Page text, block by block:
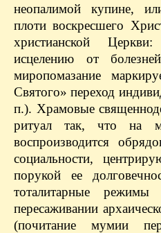
неопалимой купине,
плоти воскресшего
христианской
исцелению от
миропомазание
Святого» переход
п.). Храмовые
ритуал так, что на
воспроизводится
социальности,
порукой ее
тоталитарные
пересаживании
(почитание мумии